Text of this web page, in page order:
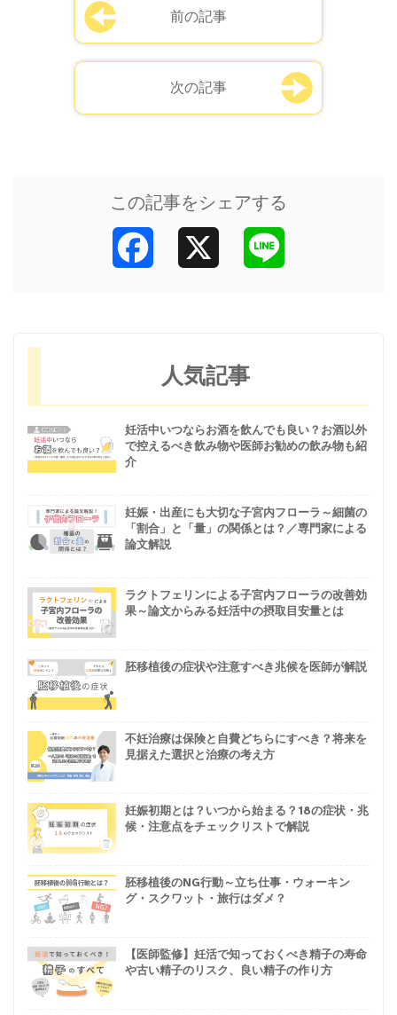
前の記事
次の記事
この記事をシェアする
Facebook
人気記事
妊活中いつならお酒を飲んでも良い？お酒以外
で控えるべき飲み物や医師お勧めの飲み物も紹
介
妊娠・出産にも大切な子宮内フローラ～細菌の
「割合」と「量」の関係とは？／専門家による
論文解説
ラクトフェリンによる子宮内フローラの改善効
果～論文からみる妊活中の摂取目安量とは
胚移植後の症状や注意すべき兆候を医師が解説
不妊治療は保険と自費どちらにすべき？将来を
見据えた選択と治療の考え方
妊娠初期とは？いつから始まる？18の症状・兆
候・注意点をチェックリストで解説
胚移植後のNG行動～立ち仕事・ウォーキン
グ・スクワット・旅行はダメ？
【医師監修】妊活で知っておくべき精子の寿命
や古い精子のリスク、良い精子の作り方